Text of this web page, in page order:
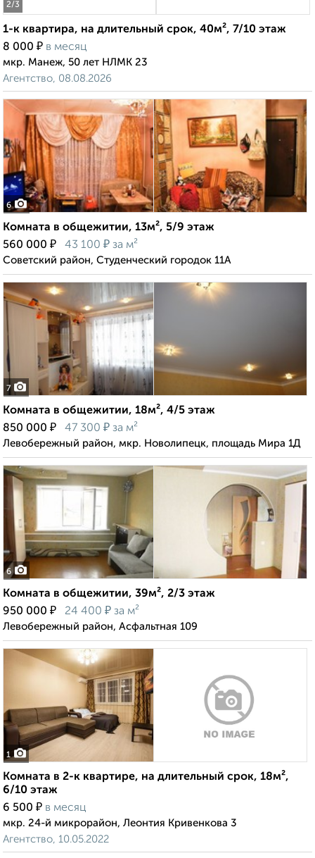
2/3
1-к квартира, на длительный срок, 40м², 7/10 этаж
8 000 ₽ в месяц
мкр. Манеж, 50 лет НЛМК 23
Агентство, 08.08.2026
6
Комната в общежитии, 13м², 5/9 этаж
560 000 ₽ 43 100 ₽ за м²
Советский район, Студенческий городок 11А
7
Комната в общежитии, 18м², 4/5 этаж
850 000 ₽ 47 300 ₽ за м²
Левобережный район, мкр. Новолипецк, площадь Мира 1Д
6
Комната в общежитии, 39м², 2/3 этаж
950 000 ₽ 24 400 ₽ за м²
Левобережный район, Асфальтная 109
1
Комната в 2-к квартире, на длительный срок, 18м²,
6/10 этаж
6 500 ₽ в месяц
мкр. 24-й микрорайон, Леонтия Кривенкова 3
Агентство, 10.05.2022